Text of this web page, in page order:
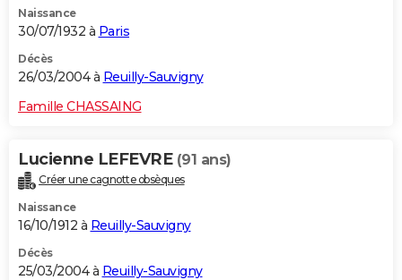
Naissance
30/07/1932 à Paris
Décès
26/03/2004 à Reuilly-Sauvigny
Famille CHASSAING
Lucienne LEFEVRE (91 ans)
Créer une cagnotte obsèques
Naissance
16/10/1912 à Reuilly-Sauvigny
Décès
25/03/2004 à Reuilly-Sauvigny